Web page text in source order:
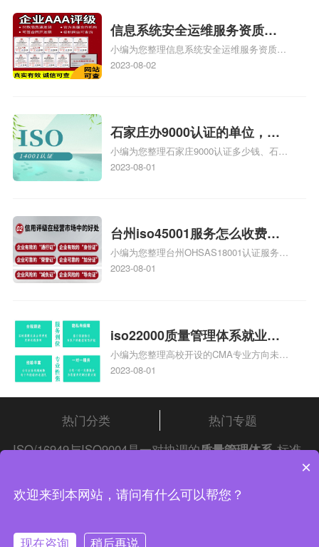
信息系统安全运维服务资质二
级费用，信息系统安全运维服
务资质二级
小编为您整理信息系统安全运维服务资质认
证证书机构有哪些、安全运维服务资质的费
体系认证知识，详情可查看下方正文！
2023-08-02
石家庄办9000认证的单位，石
家庄9000认证的公司
小编为您整理石家庄9000认证多少钱、石家
庄9000认证价格多少钱、石家庄9000认证
2023-08-01
台州iso45001服务怎么收费，
台州iso45001认证服务怎么收
费
小编为您整理台州OHSAS18001认证服务中
心哪家收费便宜、台州ISO9000认证，哪个
标准是什么相关iso体系认证知识，详情可
查看下方正文！
2023-08-01
iso22000质量管理体系就业方
向，质量管理与认证就业方向
小编为您整理高校开设的CMA专业方向未来
就业前景及就业方向如何、cma就业方向有
和cma未来就业方向、大学生考完cma，就
哪些就业方向相关iso体系认证知识，详情
可查看下方正文！
2023-08-01
热门分类
热门专题
ISO/16949与ISO9004是一对协调的质量管理体系 标准
问答
频道！中证集团体系认证 版权所有 Copyright © 2022
渝公网安备 50010502003954号
×
欢迎来到本网站，请问有什么可以帮您？
现在咨询 稍后再说